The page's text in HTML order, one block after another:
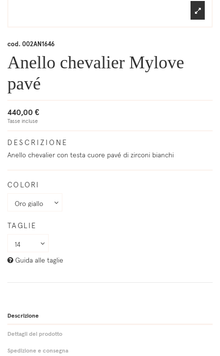
cod. 002AN1646
Anello chevalier Mylove
pavé
440,00 €
Tasse incluse
DESCRIZIONE
Anello chevalier con testa cuore pavé di zirconi bianchi
COLORI
TAGLIE
Guida alle taglie
Descrizione
Dettagli del prodotto
Spedizione e consegna